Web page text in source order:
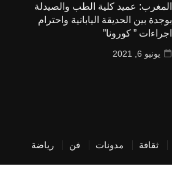
المغرب: عميد كلية الطب والصيدلة
بوجدة بين الحديقة اليابانية واحترام
اجراءات ” كورونا”
يونيو 6, 2021
ثقافة مدونات فن رياضة